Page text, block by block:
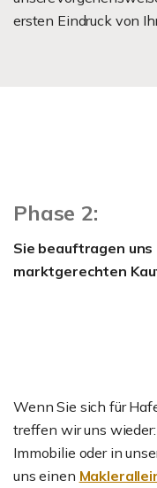
ersten Eindruck von
Phase 2:
Sie beauftragen
marktgerechten
Wenn Sie sich für
treffen wir uns
Immobilie oder in
uns einen